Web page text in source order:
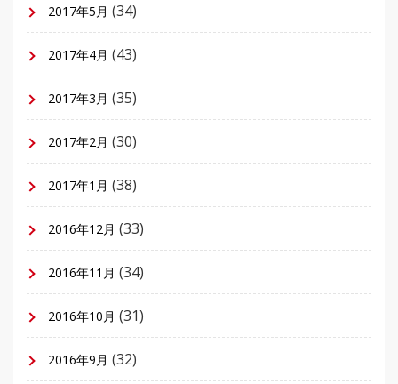
2017年5月 (34)
2017年4月 (43)
2017年3月 (35)
2017年2月 (30)
2017年1月 (38)
2016年12月 (33)
2016年11月 (34)
2016年10月 (31)
2016年9月 (32)